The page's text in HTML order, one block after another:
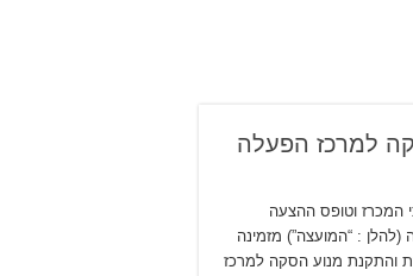
למרכז הפעלה
המכרז וטופס ההצעה
: “המועצה”) מזמינה
והתקנת מנוע הסקה למרכז